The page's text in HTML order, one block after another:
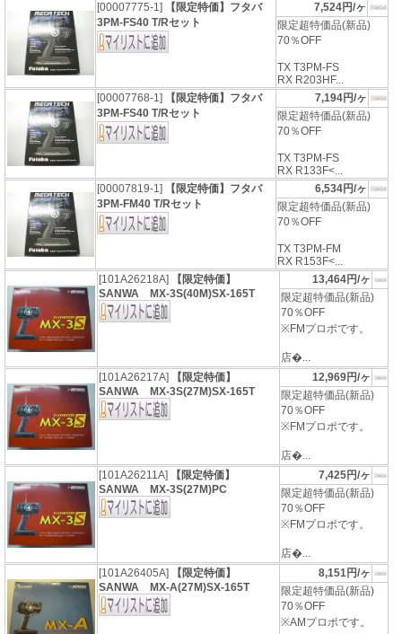
[00007775-1]
【限定特価】フタバ
3PM-FS40 T/Rセット
7,524円/ヶ
限定超特価品(新品)
70％OFF
TX T3PM-FS
RX R203HF...
[00007768-1]
【限定特価】フタバ
3PM-FS40 T/Rセット
7,194円/ヶ
限定超特価品(新品)
70％OFF
TX T3PM-FS
RX R133F<...
[00007819-1]
【限定特価】フタバ
3PM-FM40 T/Rセット
6,534円/ヶ
限定超特価品(新品)
70％OFF
TX T3PM-FM
RX R153F<...
[101A26218A]
【限定特価】
SANWA MX-3S(40M)SX-165T
13,464円/ヶ
限定超特価品(新品)
70％OFF
※FMプロポです。
店�...
[101A26217A]
【限定特価】
SANWA MX-3S(27M)SX-165T
12,969円/ヶ
限定超特価品(新品)
70％OFF
※FMプロポです。
店�...
[101A26211A]
【限定特価】
SANWA MX-3S(27M)PC
7,425円/ヶ
限定超特価品(新品)
70％OFF
※FMプロポです。
店�...
[101A26405A]
【限定特価】
SANWA MX-A(27M)SX-165T
8,151円/ヶ
限定超特価品(新品)
70％OFF
※AMプロポです。